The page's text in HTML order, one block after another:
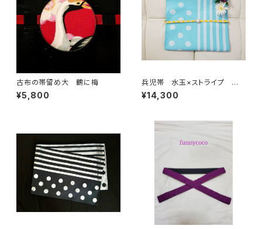
古布の帯留め大 鶴に梅
¥5,800
兵児帯 水玉×ストライプ 水
色×クリーム(リバーシブル)
¥14,300